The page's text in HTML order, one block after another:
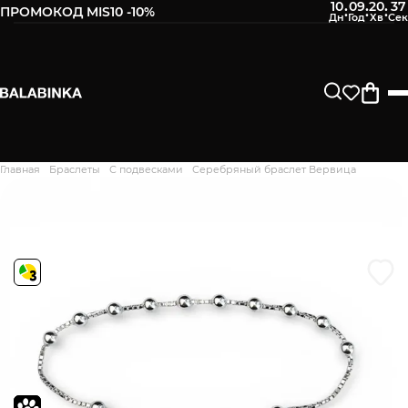
ПРОМОКОД MIS10 -10% 10:09:20:36
Главная Браслеты С подвесками Серебряный браслет Вервица
Дякуємо. Ваш відгук
отправлено СМС о его наличии в нашем магазине.